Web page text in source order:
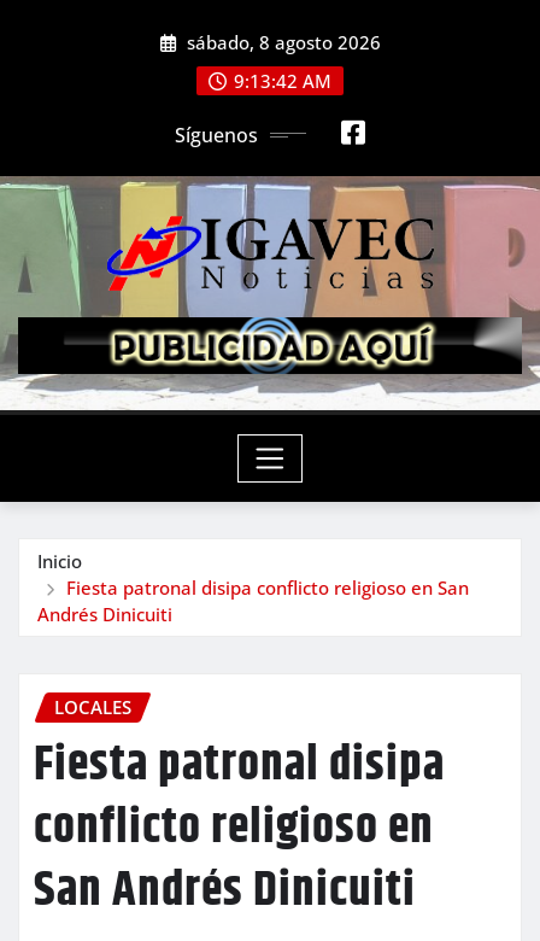
sábado, 8 agosto 2026
9:13:43 AM
Síguenos
Inicio
Fiesta patronal disipa conflicto religioso en San
Andrés Dinicuiti
LOCALES
Fiesta patronal disipa
conflicto religioso en
San Andrés Dinicuiti